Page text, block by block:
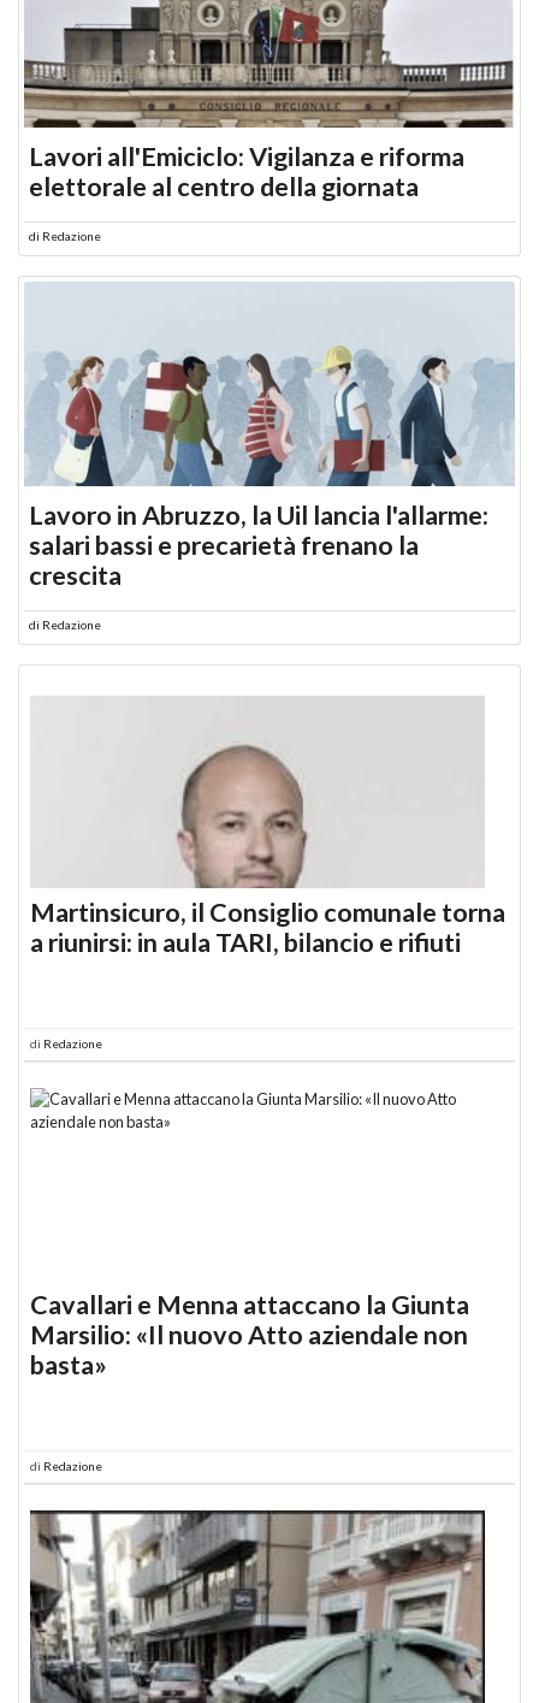
Lavori all'Emiciclo: Vigilanza e riforma
elettorale al centro della giornata
di Redazione
Lavoro in Abruzzo, la Uil lancia l'allarme:
salari bassi e precarietà frenano la
crescita
di Redazione
Martinsicuro, il Consiglio comunale torna
a riunirsi: in aula TARI, bilancio e rifiuti
di Redazione
Cavallari e Menna attaccano la Giunta
Marsilio: «Il nuovo Atto aziendale non
basta»
di Redazione